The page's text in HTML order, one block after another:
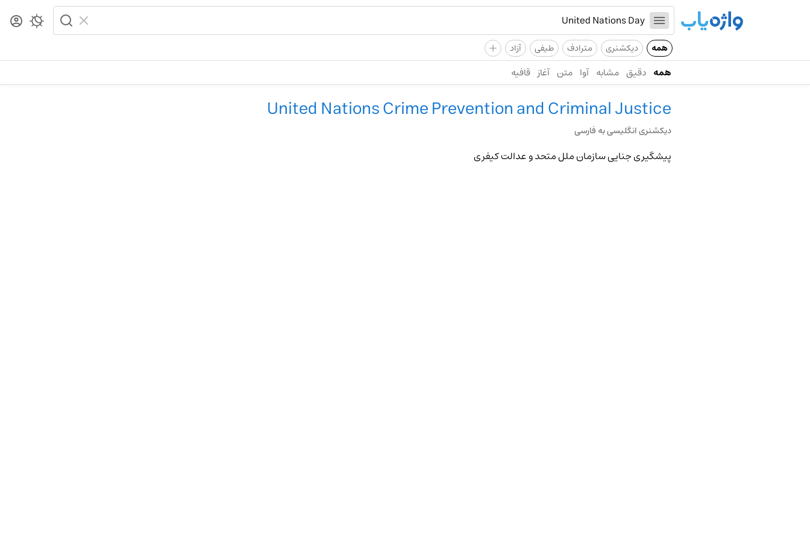
همه دیکشنری مترادف طیفی آزاد +
همه دقیق مشابه آوا متن آغاز قافیه
United Nations Crime Prevention and Criminal Justice
دیکشنری انگلیسی به فارسی
پیشگیری جنایی سازمان ملل متحد و عدالت کیفری